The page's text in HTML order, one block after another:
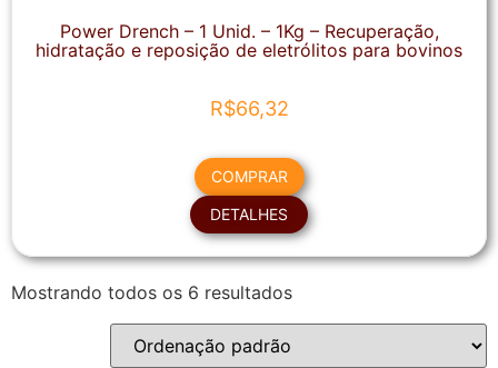
Power Drench – 1 Unid. – 1Kg – Recuperação,
hidratação e reposição de eletrólitos para bovinos
R$66,32
COMPRAR
DETALHES
Mostrando todos os 6 resultados